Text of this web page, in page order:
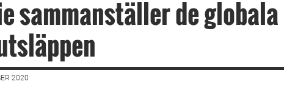
sammanställer de globala
2020